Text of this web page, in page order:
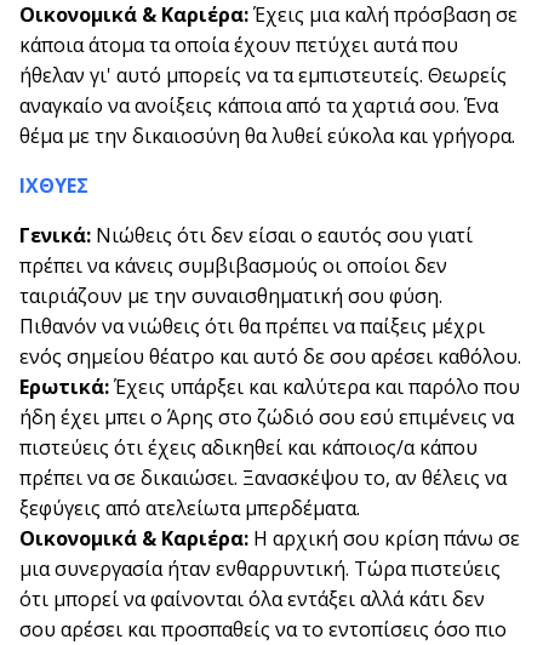
Οικονομικά & Καριέρα:Έχεις μια καλή πρόσβαση σε
κάποια άτομα τα οποία έχουν πετύχει αυτά που
ήθελαν γι' αυτό μπορείς να τα εμπιστευτείς. Θεωρείς
αναγκαίο να ανοίξεις κάποια από τα χαρτιά σου. Ένα
θέμα με την δικαιοσύνη θα λυθεί εύκολα και γρήγορα.
ΙΧΘYΕΣ
Γενικά: Νιώθεις ότι δεν είσαι ο εαυτός σου γιατί
πρέπει να κάνεις συμβιβασμούς οι οποίοι δεν
ταιριάζουν με την συναισθηματική σου φύση.
Πιθανόν να νιώθεις ότι θα πρέπει να παίξεις μέχρι
ενός σημείου θέατρο και αυτό δε σου αρέσει καθόλου.
Ερωτικά:Έχεις υπάρξει και καλύτερα και παρόλο που
ήδη έχει μπει ο Άρης στο ζώδιό σου εσύ επιμένεις να
πιστεύεις ότι έχεις αδικηθεί και κάποιος/α κάπου
πρέπει να σε δικαιώσει. Ξανασκέψου το, αν θέλεις να
ξεφύγεις από ατελείωτα μπερδέματα.
Οικονομικά & Καριέρα: Η αρχική σου κρίση πάνω σε
μια συνεργασία ήταν ενθαρρυντική. Τώρα πιστεύεις
ότι μπορεί να φαίνονται όλα εντάξει αλλά κάτι δεν
σου αρέσει και προσπαθείς να το εντοπίσεις όσο πιο